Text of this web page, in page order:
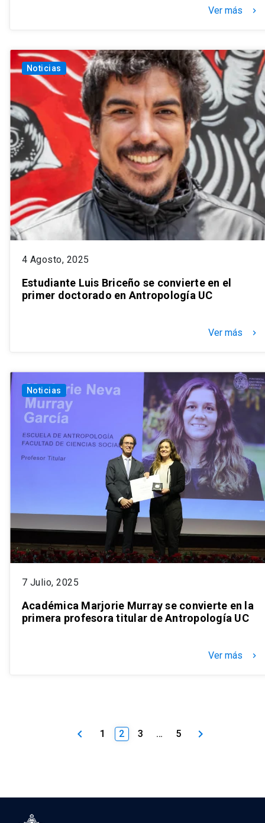
Ver más keyboard_arrow_right
Noticias
4 Agosto, 2025
Estudiante Luis Briceño se convierte en el
primer doctorado en Antropología UC
Ver más keyboard_arrow_right
Noticias
7 Julio, 2025
Académica Marjorie Murray se convierte en la
primera profesora titular de Antropología UC
Ver más keyboard_arrow_right
keyboard_arrow_left 1 2 3 … 5 keyboard_arrow_right